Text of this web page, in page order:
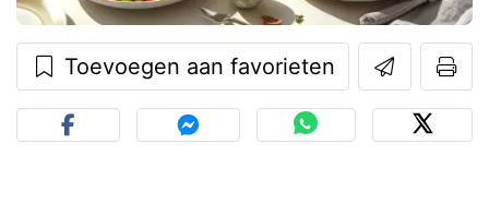
Toevoegen aan favorieten